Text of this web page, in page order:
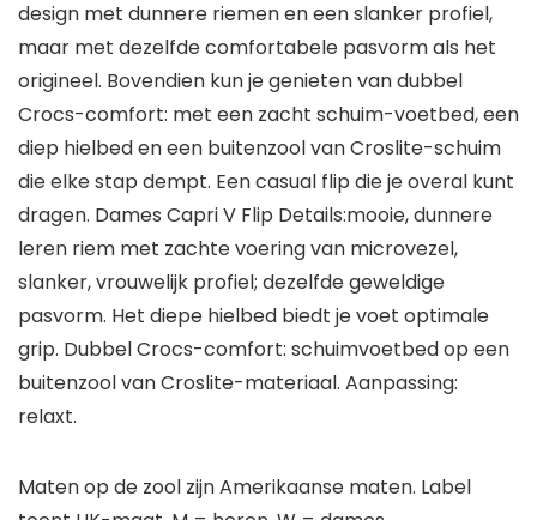
design met dunnere riemen en een slanker profiel,
maar met dezelfde comfortabele pasvorm als het
origineel. Bovendien kun je genieten van dubbel
Crocs-comfort: met een zacht schuim-voetbed, een
diep hielbed en een buitenzool van Croslite-schuim
die elke stap dempt. Een casual flip die je overal kunt
dragen. Dames Capri V Flip Details:mooie, dunnere
leren riem met zachte voering van microvezel,
slanker, vrouwelijk profiel; dezelfde geweldige
pasvorm. Het diepe hielbed biedt je voet optimale
grip. Dubbel Crocs-comfort: schuimvoetbed op een
buitenzool van Croslite-materiaal. Aanpassing:
relaxt.
Maten op de zool zijn Amerikaanse maten. Label